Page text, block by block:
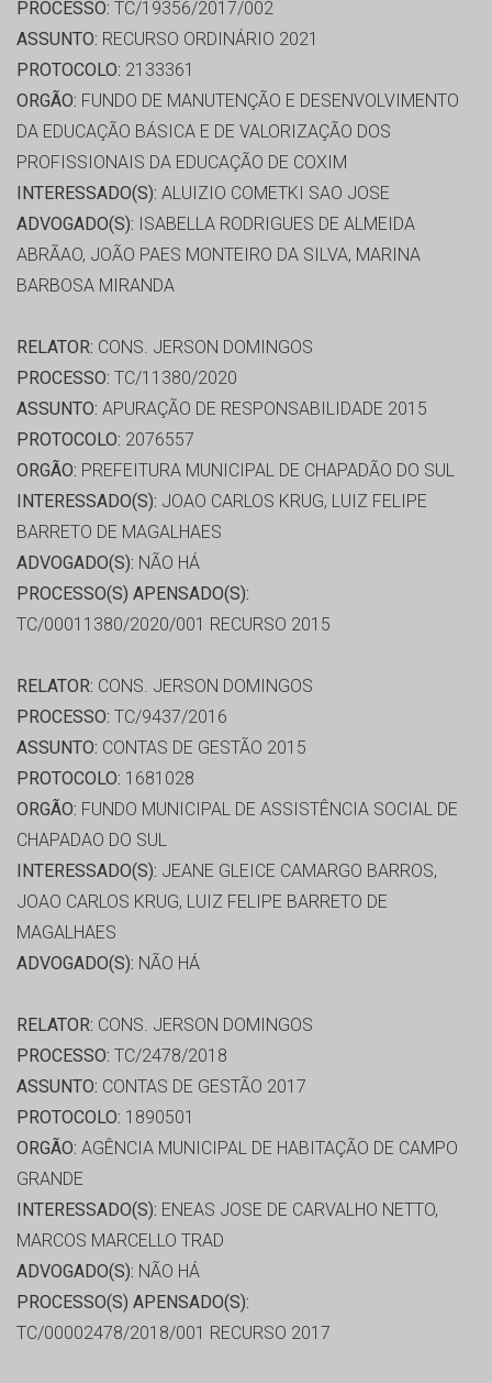
PROCESSO: TC/19356/2017/002
ASSUNTO: RECURSO ORDINÁRIO 2021
PROTOCOLO: 2133361
ORGÃO: FUNDO DE MANUTENÇÃO E DESENVOLVIMENTO
DA EDUCAÇÃO BÁSICA E DE VALORIZAÇÃO DOS
PROFISSIONAIS DA EDUCAÇÃO DE COXIM
INTERESSADO(S): ALUIZIO COMETKI SAO JOSE
ADVOGADO(S): ISABELLA RODRIGUES DE ALMEIDA
ABRÃAO, JOÃO PAES MONTEIRO DA SILVA, MARINA
BARBOSA MIRANDA
RELATOR: CONS. JERSON DOMINGOS
PROCESSO: TC/11380/2020
ASSUNTO: APURAÇÃO DE RESPONSABILIDADE 2015
PROTOCOLO: 2076557
ORGÃO: PREFEITURA MUNICIPAL DE CHAPADÃO DO SUL
INTERESSADO(S): JOAO CARLOS KRUG, LUIZ FELIPE
BARRETO DE MAGALHAES
ADVOGADO(S): NÃO HÁ
PROCESSO(S) APENSADO(S):
TC/00011380/2020/001 RECURSO 2015
RELATOR: CONS. JERSON DOMINGOS
PROCESSO: TC/9437/2016
ASSUNTO: CONTAS DE GESTÃO 2015
PROTOCOLO: 1681028
ORGÃO: FUNDO MUNICIPAL DE ASSISTÊNCIA SOCIAL DE
CHAPADAO DO SUL
INTERESSADO(S): JEANE GLEICE CAMARGO BARROS,
JOAO CARLOS KRUG, LUIZ FELIPE BARRETO DE
MAGALHAES
ADVOGADO(S): NÃO HÁ
RELATOR: CONS. JERSON DOMINGOS
PROCESSO: TC/2478/2018
ASSUNTO: CONTAS DE GESTÃO 2017
PROTOCOLO: 1890501
ORGÃO: AGÊNCIA MUNICIPAL DE HABITAÇÃO DE CAMPO
GRANDE
INTERESSADO(S): ENEAS JOSE DE CARVALHO NETTO,
MARCOS MARCELLO TRAD
ADVOGADO(S): NÃO HÁ
PROCESSO(S) APENSADO(S):
TC/00002478/2018/001 RECURSO 2017